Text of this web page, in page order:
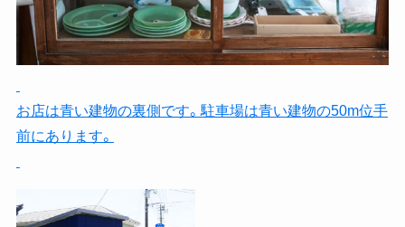
お店は青い建物の裏側です。駐車場は青い建物の50m位手
前にあります。